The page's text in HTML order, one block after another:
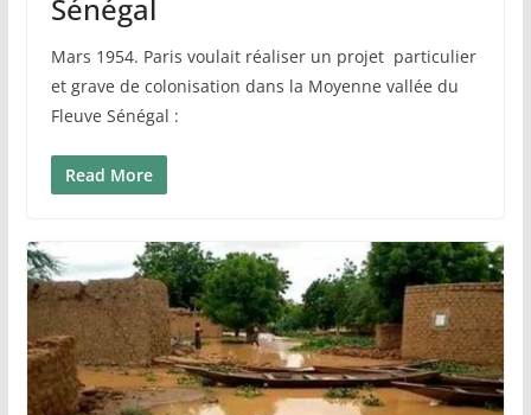
Sénégal
Mars 1954. Paris voulait réaliser un projet particulier
et grave de colonisation dans la Moyenne vallée du
Fleuve Sénégal :
Read More